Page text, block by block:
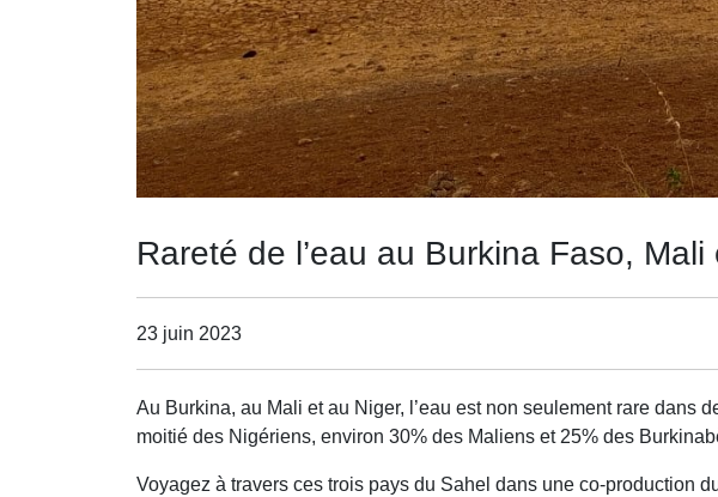
Rareté de l’eau au Burkina Faso, Mali
23 juin 2023
Au Burkina, au Mali et au Niger, l’eau est non seulement rare dans
moitié des Nigériens, environ 30% des Maliens et 25% des
Voyagez à travers ces trois pays du Sahel dans une co-production